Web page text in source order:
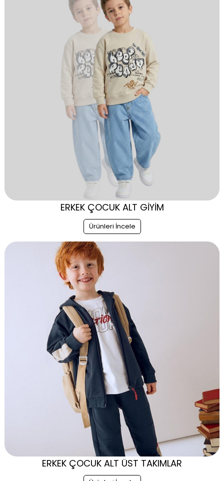
ERKEK ÇOCUK ALT GİYİM
Ürünleri İncele
ERKEK ÇOCUK ALT ÜST TAKIMLAR